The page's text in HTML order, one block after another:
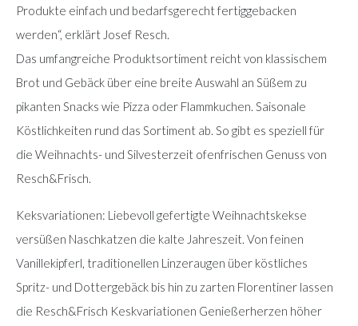
Produkte einfach und bedarfsgerecht fertiggebacken
werden“, erklärt Josef Resch.
Das umfangreiche Produktsortiment reicht von klassischem
Brot und Gebäck über eine breite Auswahl an Süßem zu
pikanten Snacks wie Pizza oder Flammkuchen. Saisonale
Köstlichkeiten rund das Sortiment ab. So gibt es speziell für
die Weihnachts- und Silvesterzeit ofenfrischen Genuss von
Resch&Frisch.
Keksvariationen: Liebevoll gefertigte Weihnachtskekse
versüßen Naschkatzen die kalte Jahreszeit. Von feinen
Vanillekipferl, traditionellen Linzeraugen über köstliches
Spritz- und Dottergebäck bis hin zu zarten Florentiner lassen
die Resch&Frisch Keskvariationen Genießerherzen höher